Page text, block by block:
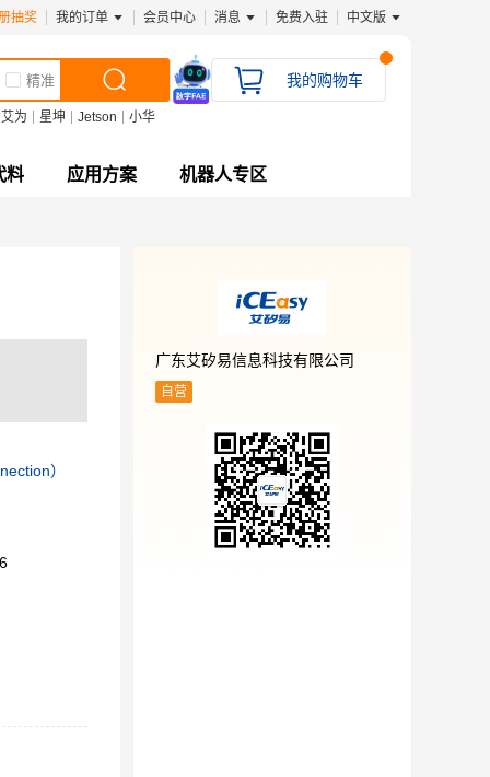
抽奖 我的订单 会员中心 消息 免费入驻 中文版
精准
艾为 星坤 Jetson 小华
我的购物车
料 应用方案 机器人专区
）
广东艾矽易信息科技有限公司
自营